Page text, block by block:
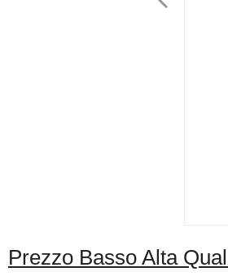
Prezzo Basso Alta